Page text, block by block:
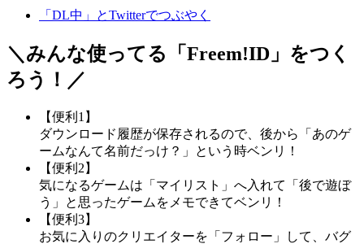
「DL中」とTwitterでつぶやく
＼みんな使ってる「 Freem!ID 」をつく
ろう！／
【便利1】
ダウンロード履歴が保存されるので、後から「あのゲ
ームなんて名前だっけ？」という時ベンリ！
【便利2】
気になるゲームは「マイリスト」へ入れて「後で遊ぼ
う」と思ったゲームをメモできてベンリ！
【便利3】
お気に入りのクリエイターを「フォロー」して、バグ